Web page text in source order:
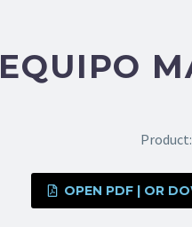
EQUIPO
Product:
OPEN PDF | OR